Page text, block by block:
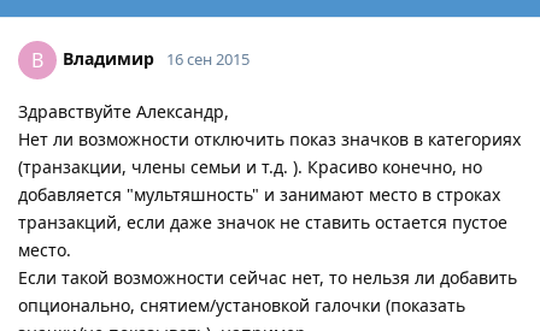
В Владимир 16 сен 2015
Здравствуйте Александр,
Нет ли возможности отключить показ значков в категориях
(транзакции, члены семьи и т.д. ). Красиво конечно, но
добавляется "мультяшность" и занимают место в строках
транзакций, если даже значок не ставить остается пустое
место.
Если такой возможности сейчас нет, то нельзя ли добавить
опционально, снятием/установкой галочки (показать